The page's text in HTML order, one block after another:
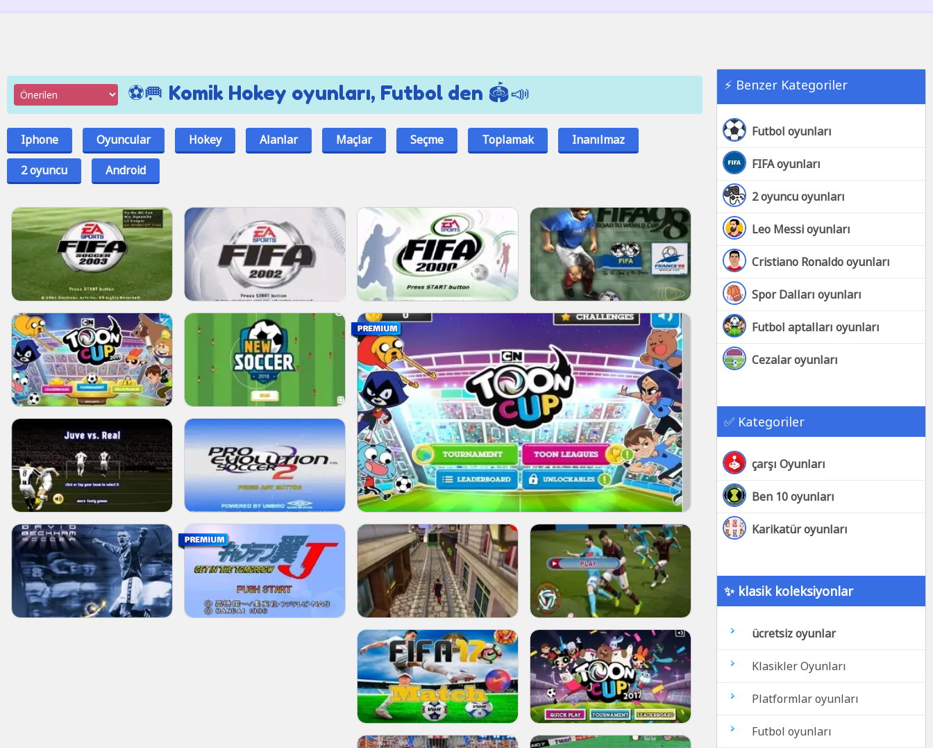
⚡ Benzer Kategoriler
Futbol oyunları
FIFA oyunları
2 oyuncu oyunları
Leo Messi oyunları
Cristiano Ronaldo oyunları
Spor Dalları oyunları
Futbol aptalları oyunları
Cezalar oyunları
✅ Kategoriler
çarşı Oyunları
Ben 10 oyunları
Karikatür oyunları
✨ klasik koleksiyonlar
ücretsiz oyunlar
Klasikler Oyunları
Platformlar oyunları
Futbol oyunları
⚽🥅 Komik Hokey oyunları, Futbol den 🏟📣
Iphone Oyuncular Hokey Alanlar Maçlar Seçme Toplamak
Inanılmaz
2 oyuncu
Android